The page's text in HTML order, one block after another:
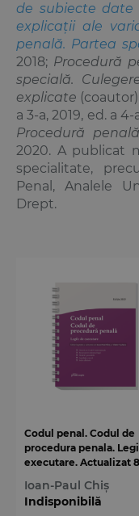
de subiecte date
explicaţii ale
penală. Partea
2018; Procedură
specială.
explicate
a 3-a, 2019, ed. a 4-
Procedură penală
2020. A publicat
specialitate,
Penal, Analele
Drept.
Codul penal. Codul de
procedura penala.
executare. Actualizat 8
Ioan-Paul Chiș
Indisponibilă